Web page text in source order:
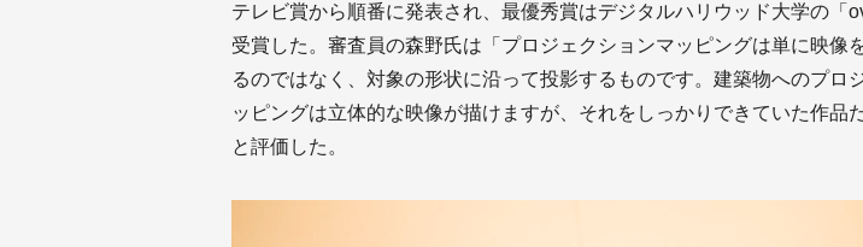
テレビ賞から順番に発表され、最優秀賞はデジタルハリウッド大学の「
受賞した。審査員の森野氏は「プロジェクションマッピングは単に映像
るのではなく、対象の形状に沿って投影するものです。建築物へのプロ
ッピングは立体的な映像が描けますが、それをしっかりできていた作品
と評価した。